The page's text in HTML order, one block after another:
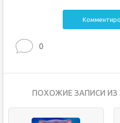
0
ПОХОЖИЕ ЗАПИСИ ИЗ